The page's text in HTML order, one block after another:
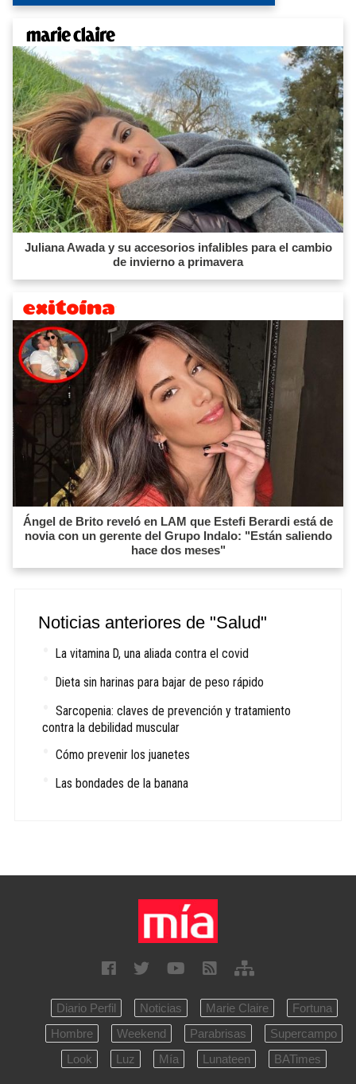
Juliana Awada y su accesorios infalibles para el cambio
de invierno a primavera
Ángel de Brito reveló en LAM que Estefi Berardi está de
novia con un gerente del Grupo Indalo: "Están saliendo
hace dos meses"
Noticias anteriores de "Salud"
La vitamina D, una aliada contra el covid
Dieta sin harinas para bajar de peso rápido
Sarcopenia: claves de prevención y tratamiento
contra la debilidad muscular
Cómo prevenir los juanetes
Las bondades de la banana
Diario Perfil Noticias Marie Claire
Fortuna
Hombre
Weekend Parabrisas
Supercampo
Look
Luz Mía Lunateen BATimes